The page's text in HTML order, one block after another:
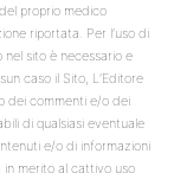
proprio medico
riportata. Per l’uso di
sito è necessario e
caso il Sito, L’Editore
dei commenti e/o dei
di qualsiasi eventuale
e/o di informazioni
in merito al cattivo uso